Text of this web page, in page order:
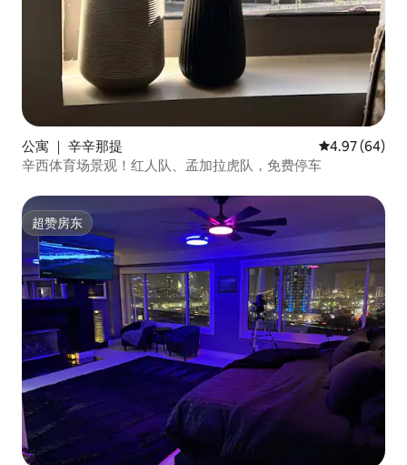
公寓 ｜ 辛辛那提 平均评分 4.97
4.97 (64)
辛西体育场景观！红人队、孟加拉虎队，免费停车
超赞房东
超赞房东